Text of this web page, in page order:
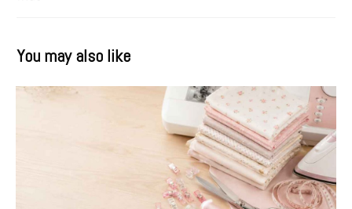
You may also like